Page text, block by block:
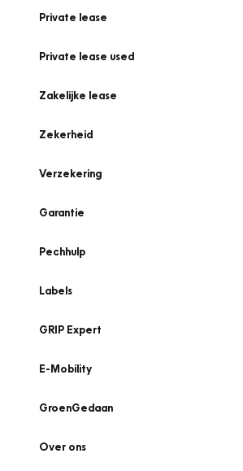
Private lease
Private lease used
Zakelijke lease
Zekerheid
Verzekering
Garantie
Pechhulp
Labels
GRIP Expert
E-Mobility
GroenGedaan
Over ons